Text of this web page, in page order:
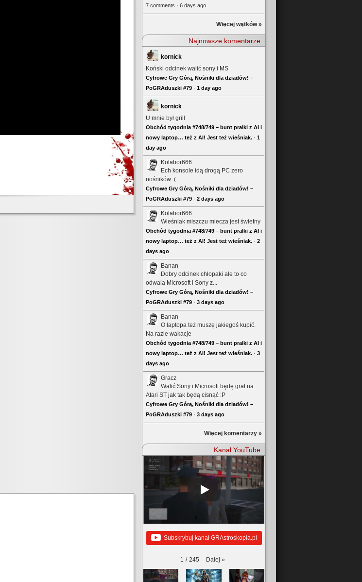
7 comments · 6 days ago
Więcej wątków »
Najnowsze komentarze
kornick
Koński odcinek walić sony i MS
Cyfrowe Gry Górą, Nośniki dla dziadów! –
PoGRAduszki #79 · 1 day ago
kornick
U mnie był grill
Obchód tygodnia #748/749 – bunt pralki z AI i
nowy laptop… też z AI! Jest też wieśniak. · 1
day ago
Kolabor666
Ech konsole idą drogą PC zero
nośników :(
Cyfrowe Gry Górą, Nośniki dla dziadów! –
PoGRAduszki #79 · 2 days ago
Kolabor666
Wieśniak miszczu miecza jest świetny
Obchód tygodnia #748/749 – bunt pralki z AI i
nowy laptop… też z AI! Jest też wieśniak. · 2
days ago
Banan
Dobry odcinek chłopaki ale to co
odwala Microsoft i Sony z...
Cyfrowe Gry Górą, Nośniki dla dziadów! –
PoGRAduszki #79 · 3 days ago
Banan
O laptopa też muszę jakiegoś kupić.
Na razie wakacje
Obchód tygodnia #748/749 – bunt pralki z AI i
nowy laptop… też z AI! Jest też wieśniak. · 3
days ago
Gracz
Walić Sony i Microsoft będę grał na
Atari ST jak tak będą cisnąć :P
Cyfrowe Gry Górą, Nośniki dla dziadów! –
PoGRAduszki #79 · 3 days ago
Więcej komentarzy »
Kanał YouTube
Subskrybuj kanał GRAstroskopia.pl
1 / 245 Dalej »